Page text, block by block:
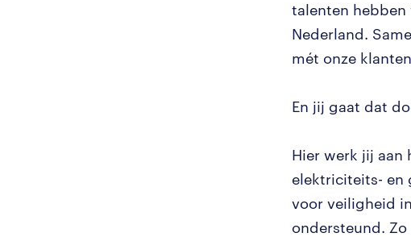
talenten
Nederland.
mét onze
En jij gaat dat
Hier werk jij aan
elektriciteits- en
voor veiligheid
ondersteund.